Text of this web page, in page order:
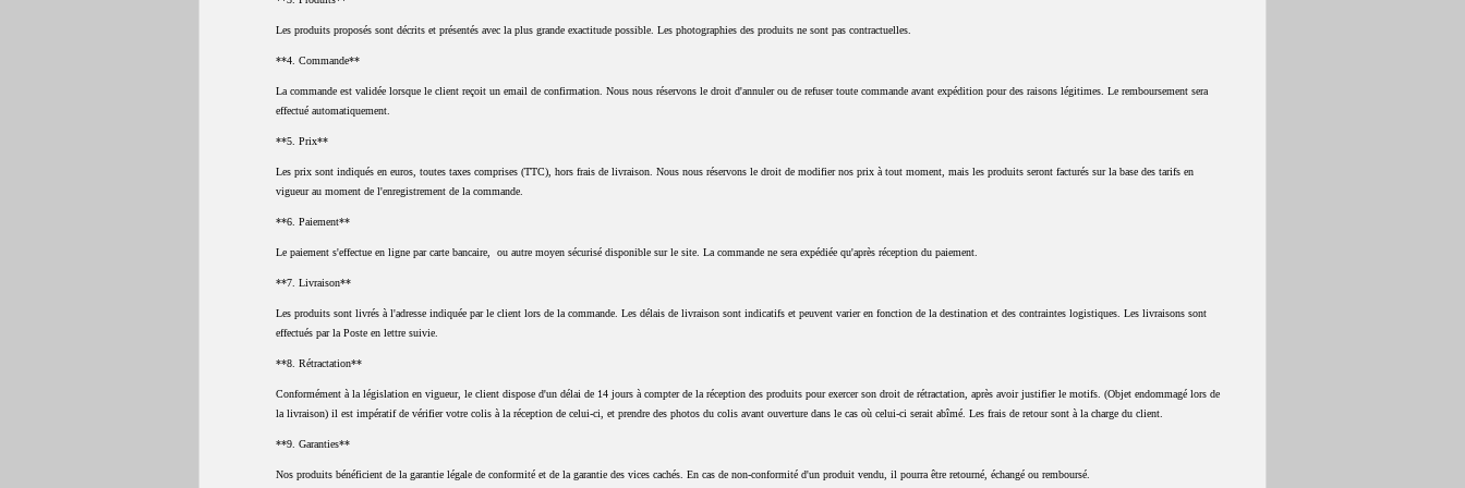
Les produits proposés sont décrits et présentés avec la plus grande exactitude possible. Les photographies des produits ne sont pas contractuelles.
**4. Commande**
La commande est validée lorsque le client reçoit un email de confirmation. Nous nous réservons le droit d'annuler ou de refuser toute commande avant expédition pour des raisons légitimes. Le remboursement sera
effectué automatiquement.
**5. Prix**
Les prix sont indiqués en euros, toutes taxes comprises (TTC), hors frais de livraison. Nous nous réservons le droit de modifier nos prix à tout moment, mais les produits seront facturés sur la base des tarifs en
vigueur au moment de l'enregistrement de la commande.
**6. Paiement**
Le paiement s'effectue en ligne par carte bancaire, ou autre moyen sécurisé disponible sur le site. La commande ne sera expédiée qu'après réception du paiement.
**7. Livraison**
Les produits sont livrés à l'adresse indiquée par le client lors de la commande. Les délais de livraison sont indicatifs et peuvent varier en fonction de la destination et des contraintes logistiques. Les livraisons sont
effectués par la Poste en lettre suivie.
**8. Rétractation**
Conformément à la législation en vigueur, le client dispose d'un délai de 14 jours à compter de la réception des produits pour exercer son droit de rétractation, après avoir justifier le motifs. (Objet endommagé lors de
la livraison) il est impératif de vérifier votre colis à la réception de celui-ci, et prendre des photos du colis avant ouverture dans le cas où celui-ci serait abîmé. Les frais de retour sont à la charge du client.
**9. Garanties**
Nos produits bénéficient de la garantie légale de conformité et de la garantie des vices cachés. En cas de non-conformité d'un produit vendu, il pourra être retourné, échangé ou remboursé.